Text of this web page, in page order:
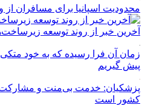
محدودیت اسپانیا برای مسافران از
آخرین خبر از روند توسعه
زمان آن فرا رسیده که به خود متکی
پیش گیریم
پزشکیان: خدمت بی‌منت و
کشور است